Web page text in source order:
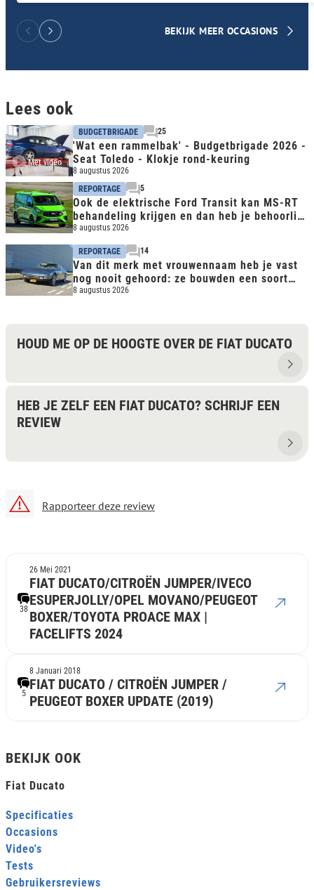
BEKIJK MEER OCCASIONS
Lees ook
Met video
BUDGETBRIGADE 25
'Wat een rammelbak' - Budgetbrigade 2026 -
Seat Toledo - Klokje rond-keuring
8 augustus 2026
REPORTAGE
5
Ook de elektrische Ford Transit kan MS-RT
behandeling krijgen en dan heb je behoorlijk
snelle bus
8 augustus 2026
REPORTAGE 14
Van dit merk met vrouwennaam heb je vast
nog nooit gehoord: ze bouwden een soort
CLS avant la lettre
8 augustus 2026
HOUD ME OP DE HOOGTE OVER DE FIAT DUCATO
HEB JE ZELF EEN FIAT DUCATO? SCHRIJF EEN
REVIEW
Rapporteer deze review
38
FIAT DUCATO/CITROËN JUMPER/IVECO
ESUPERJOLLY/OPEL MOVANO/PEUGEOT
BOXER/TOYOTA PROACE MAX |
FACELIFTS 2024
26 Mei 2021
5
FIAT DUCATO / CITROËN JUMPER /
PEUGEOT BOXER UPDATE (2019)
8 Januari 2018
BEKIJK OOK
Fiat Ducato
Specificaties
Occasions
Video's
Tests
Gebruikersreviews